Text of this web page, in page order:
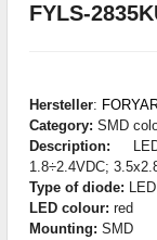
FYLS-
Hersteller:
Category: SMD
Description:
1.8÷2.4VDC;
Type of diode: LED
LED colour: red
Mounting: SMD